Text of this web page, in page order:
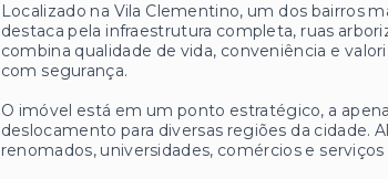
Localizado na Vila Clementino, um dos bairros
destaca pela infraestrutura completa, ruas
combina qualidade de vida, conveniência e
com segurança.
O imóvel está em um ponto estratégico, a
deslocamento para diversas regiões da cidade.
renomados, universidades, comércios e serviços